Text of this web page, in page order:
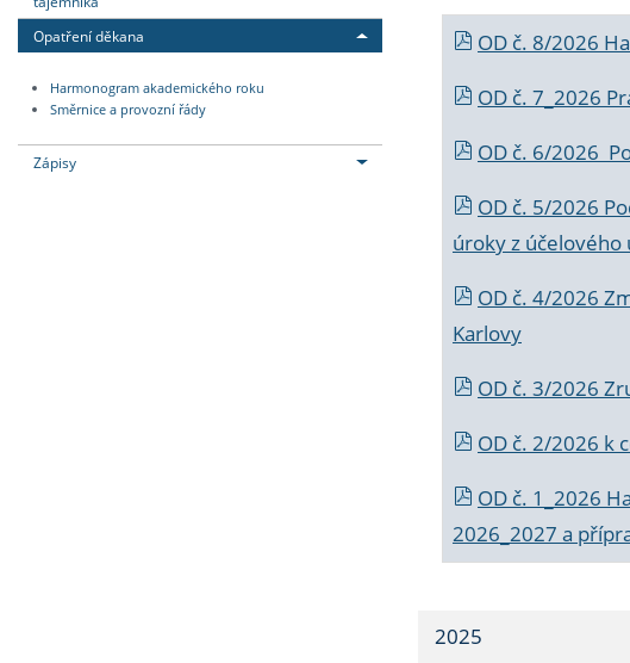
Opatření děkana
Harmonogram akademického roku
Směrnice a provozní řády
Zápisy
OD č. 8/2026
OD č. 7_2026
OD č. 6/2026
OD č. 5/2026
úroky z
OD č. 4/2026
Karlovy
OD č. 3/2026
OD č. 2/2026 k
OD č. 1_2026
2026_2027 a
2025